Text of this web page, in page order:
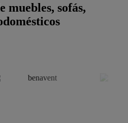
muebles, sofás,